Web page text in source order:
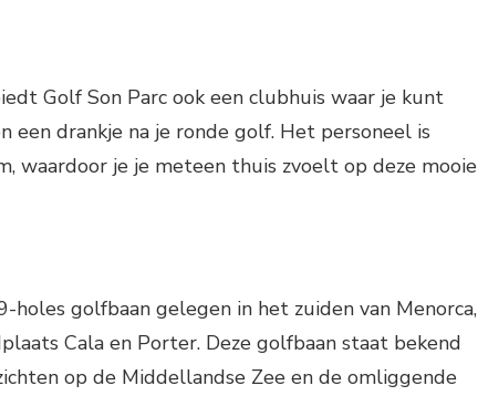
Golf Son Parc ook een clubhuis waar je kunt
een drankje na je ronde golf. Het personeel is
waardoor je je meteen thuis zvoelt op deze mooie
holes golfbaan gelegen in het zuiden van Menorca,
Cala en Porter. Deze golfbaan staat bekend
op de Middellandse Zee en de omliggende